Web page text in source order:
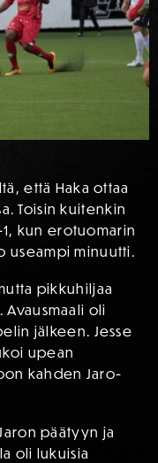
että Haka ottaa
Toisin kuitenkin
kun erotuomarin
useampi minuutti.
pikkuhiljaa
oli
jälkeen. Jesse
upean
kahden Jaro-
päätyyn ja
oli lukuisia